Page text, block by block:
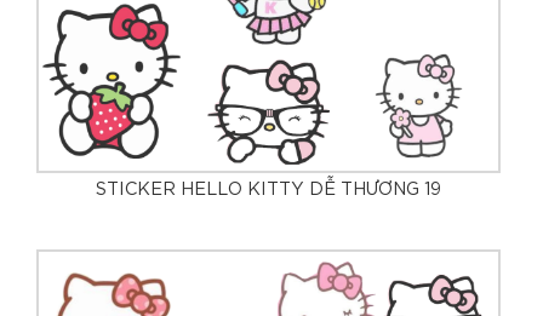
STICKER HELLO KITTY DỄ THƯƠNG 19